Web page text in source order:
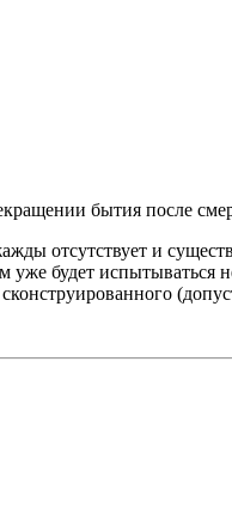
бытия после
отсутствует и
уже будет испытываться